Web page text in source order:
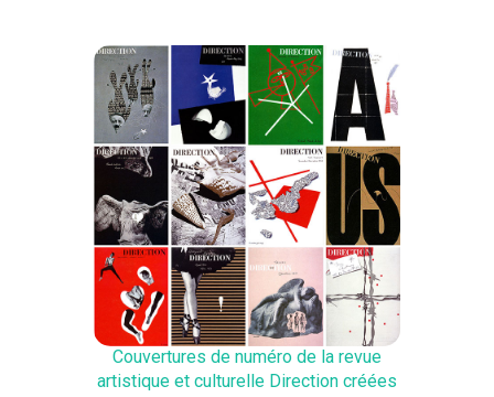
Couvertures de numéro de la revue
artistique et culturelle Direction créées